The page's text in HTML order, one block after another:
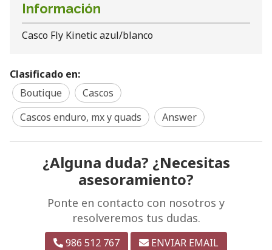
Información
Casco Fly Kinetic azul/blanco
Clasificado en:
Boutique
Cascos
Cascos enduro, mx y quads
Answer
¿Alguna duda? ¿Necesitas
asesoramiento?
Ponte en contacto con nosotros y
resolveremos tus dudas.
986 512 767 ENVIAR EMAIL